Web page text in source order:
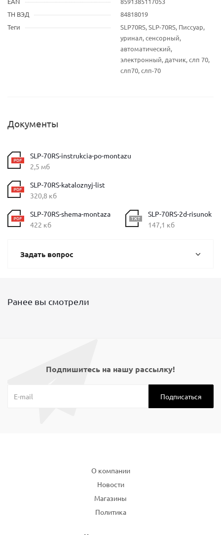
ТН ВЭД
84818019
Теги
SLP70RS, SLP-70RS, Писсуар,
уринал, сенсорный,
автоматический,
электронный, датчик, слп 70,
слп70, слп-70
Документы
SLP-70RS-instrukcia-po-montazu
2,5 мб
SLP-70RS-kataloznyj-list
320,8 кб
SLP-70RS-shema-montaza
422 кб
SLP-70RS-2d-risunok
147,1 кб
Задать вопрос
Ранее вы смотрели
Подпишитесь на нашу рассылку!
О компании
Новости
Магазины
Политика